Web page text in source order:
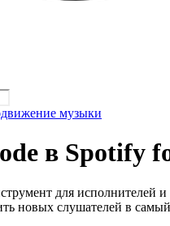
музыки
в Spotify
для исполнителей
новых слушателей в